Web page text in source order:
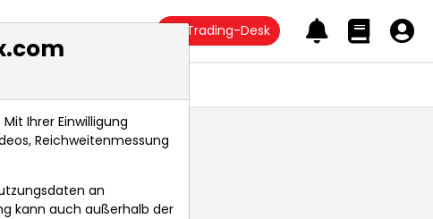
Trading-Desk
Ihrer Einwilligung
Reichweitenmessung
an
kann auch außerhalb der